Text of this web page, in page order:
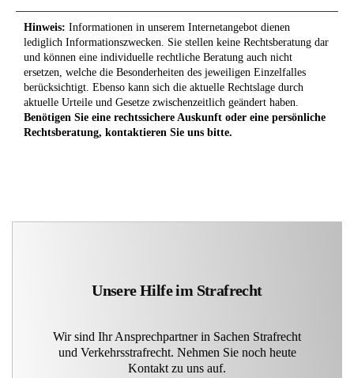
Hinweis: Informationen in unserem Internetangebot dienen
lediglich Informationszwecken. Sie stellen keine Rechtsberatung dar
und können eine individuelle rechtliche Beratung auch nicht
ersetzen, welche die Besonderheiten des jeweiligen Einzelfalles
berücksichtigt. Ebenso kann sich die aktuelle Rechtslage durch
aktuelle Urteile und Gesetze zwischenzeitlich geändert haben.
Benötigen Sie eine rechtssichere Auskunft oder eine persönliche
Rechtsberatung, kontaktieren Sie uns bitte.
Unsere Hilfe im Strafrecht
Wir sind Ihr Ansprechpartner in Sachen Strafrecht
und Verkehrsstrafrecht. Nehmen Sie noch heute
Kontakt zu uns auf.